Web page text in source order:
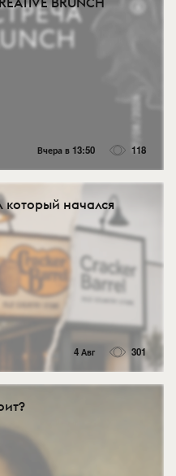
Вчера в 13:50 118
который начался
4 Авг 301